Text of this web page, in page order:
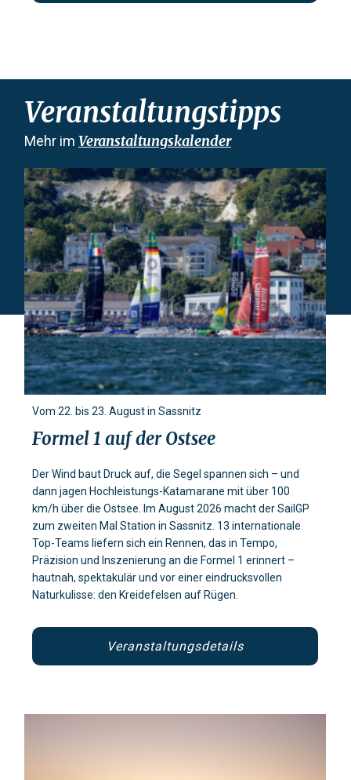
Veranstaltungstipps
Mehr im Veranstaltungskalender
Vom 22. bis 23. August in Sassnitz
Formel 1 auf der Ostsee
Der Wind baut Druck auf, die Segel spannen sich – und
dann jagen Hochleistungs-Katamarane mit über 100
km/h über die Ostsee. Im August 2026 macht der SailGP
zum zweiten Mal Station in Sassnitz. 13 internationale
Top-Teams liefern sich ein Rennen, das in Tempo,
Präzision und Inszenierung an die Formel 1 erinnert –
hautnah, spektakulär und vor einer eindrucksvollen
Naturkulisse: den Kreidefelsen auf Rügen.
Veranstaltungsdetails